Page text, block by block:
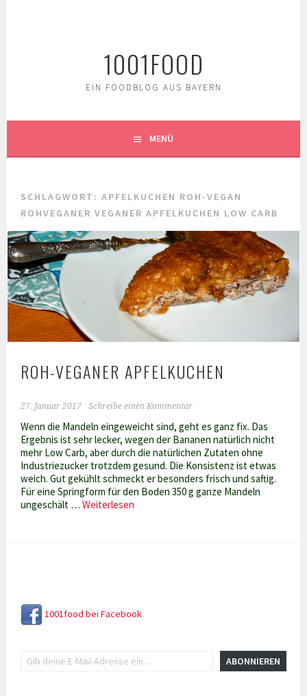
1001FOOD
EIN FOODBLOG AUS BAYERN
MENÜ
SCHLAGWORT:APFELKUCHEN ROH-VEGAN
ROHVEGANER VEGANER APFELKUCHEN LOW CARB
ROH-VEGANER APFELKUCHEN
27. Januar 2017 Schreibe einen Kommentar
Wenn die Mandeln eingeweicht sind, geht es ganz fix. Das
Ergebnis ist sehr lecker, wegen der Bananen natürlich nicht
mehr Low Carb, aber durch die natürlichen Zutaten ohne
Industriezucker trotzdem gesund. Die Konsistenz ist etwas
weich. Gut gekühlt schmeckt er besonders frisch und saftig.
Für eine Springform für den Boden 350 g ganze Mandeln
ungeschält …Weiterlesen
1001food bei Facebook
ABONNIEREN